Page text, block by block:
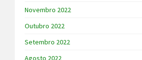
Novembro 2022
Outubro 2022
Setembro 2022
Agosto 2022